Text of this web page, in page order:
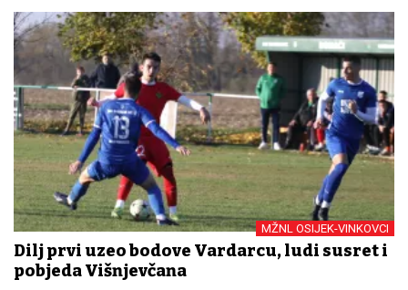
MŽNL OSIJEK-VINKOVCI
Dilj prvi uzeo bodove Vardarcu, ludi susret i
pobjeda Višnjevčana